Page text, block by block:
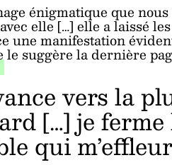
énigmatique que
elle […] elle a laissé
une manifestation
suggère la dernière
vers la
[…] je ferme
qui